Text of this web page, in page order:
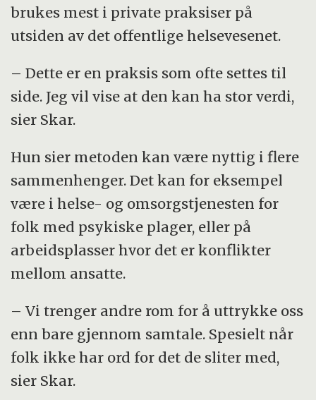
brukes mest i private praksiser på
utsiden av det offentlige helsevesenet.
– Dette er en praksis som ofte settes til
side. Jeg vil vise at den kan ha stor verdi,
sier Skar.
Hun sier metoden kan være nyttig i flere
sammenhenger. Det kan for eksempel
være i helse- og omsorgstjenesten for
folk med psykiske plager, eller på
arbeidsplasser hvor det er konflikter
mellom ansatte.
– Vi trenger andre rom for å uttrykke oss
enn bare gjennom samtale. Spesielt når
folk ikke har ord for det de sliter med,
sier Skar.